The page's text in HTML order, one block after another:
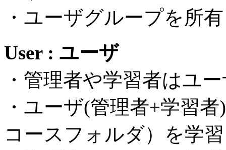
・ユーザグループを所
User : ユーザ
・管理者や学習者はユ
・ユーザ(管理者+学習
コースフォルダ）を学